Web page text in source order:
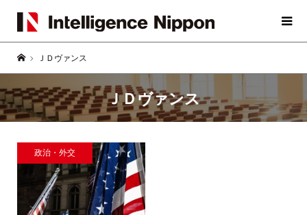
ＪＤヴァンス
ＪＤヴァンス
政治・外交